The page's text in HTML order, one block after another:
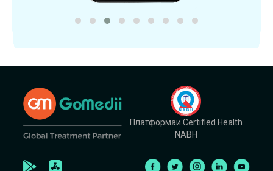
Платформаи Certified Health
NABH